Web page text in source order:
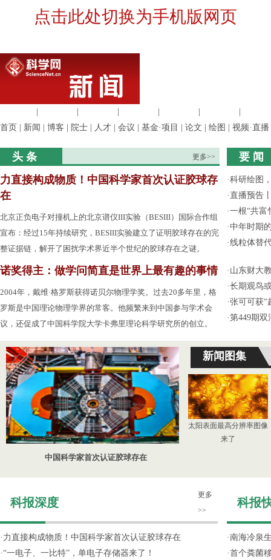
点击此处切换为手机版网页
首页
新闻 博客 院士 人才 会议 基金·项目 论文 绘图 视频·直播
头 条 更多>>
力直接构成物质！中国科学家首次认证胶球存
在
北京正负电子对撞机上的北京谱仪III实验（BESIII）国际合作组
宣布：经过15年持续研究，BESIII实验建立了证明胶球存在的完
整证据链，解开了困扰学术界近半个世纪的胶球存在之谜。
诺奖得主：做学问简直是世界上最有趣的事情
2004年，戴维·格罗斯获得诺贝尔物理学奖。过去20多年里，格
罗斯是中国理论物理学界的常客。他频繁来到中国参与学术会
议，还促成了中国科学院大学卡弗里理论科学研究所的创立。
要 闻
·科研绘图
·直播预告
·一根“共富
·中年时期
·线粒体替
· 山东财大
·长期观鸟
·张可可获“
·第449期双
中国科学家首次认证胶球存在
新闻图集
太阳表面最高分辨率图像
来了
科报深度
更多
>>
· 力直接构成物质！中国科学家首次认证胶球存在
·“一电子、一比特”，单电子存储器来了！
科报
·南海冷泉
·首个粪菌